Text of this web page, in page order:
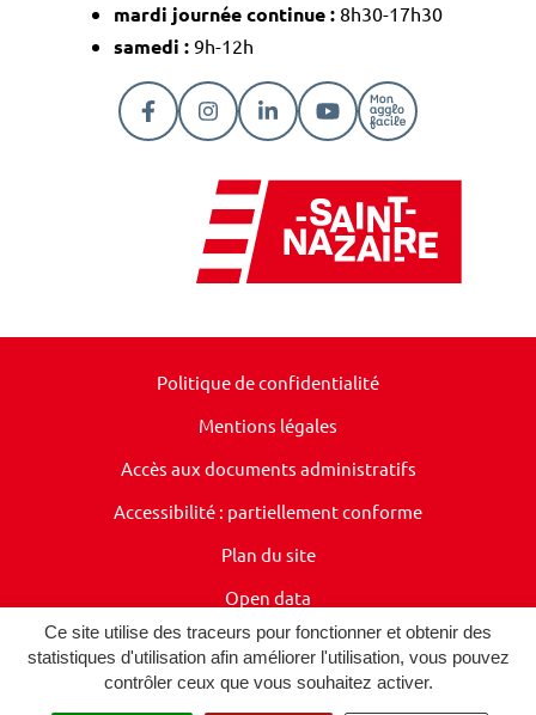
Ce site utilise des traceurs pour fonctionner et obtenir des
statistiques d'utilisation afin améliorer l'utilisation, vous pouvez
contrôler ceux que vous souhaitez activer.
mardi journée continue : 8h30-17h30
samedi : 9h-12h
Lien vers le compte Facebook
Lien vers le compte Instagram
Lien vers le compte
Lien vers la chaîne
Lien vers la
Politique de confidentialité
Mentions légales
Accès aux documents administratifs
Accessibilité : partiellement conforme
Plan du site
Open data
Presse